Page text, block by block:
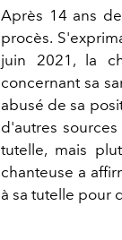
Après 14 ans
procès.
juin 2021, la
concernant sa
abusé de sa
d'autres
tutelle, mais
chanteuse a
à sa tutelle pour